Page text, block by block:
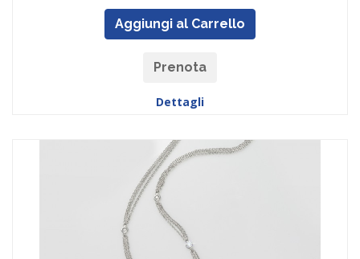
Aggiungi al Carrello
Prenota
Dettagli